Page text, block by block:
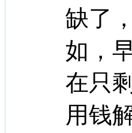
缺了
如，
在只
用钱